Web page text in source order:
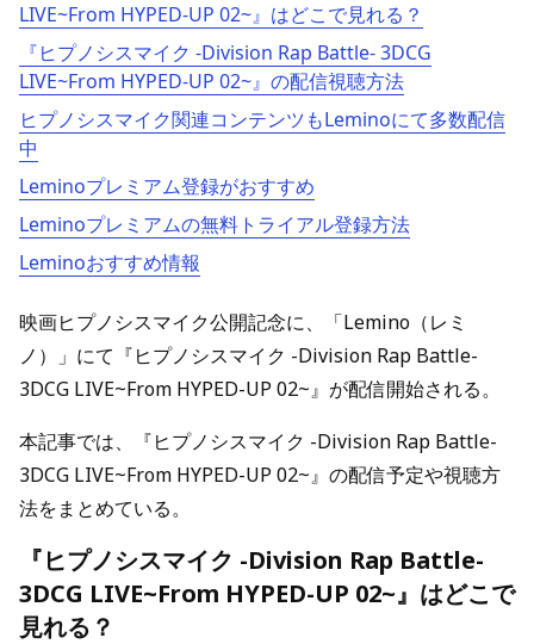
LIVE~From HYPED-UP 02~』はどこで見れる？
『ヒプノシスマイク -Division Rap Battle- 3DCG
LIVE~From HYPED-UP 02~』の配信視聴方法
ヒプノシスマイク関連コンテンツもLeminoにて多数配信
中
Leminoプレミアム登録がおすすめ
Leminoプレミアムの無料トライアル登録方法
Leminoおすすめ情報
映画ヒプノシスマイク公開記念に、「Lemino（レミ
ノ）」にて『ヒプノシスマイク -Division Rap Battle-
3DCG LIVE~From HYPED-UP 02~』が配信開始される。
本記事では、『ヒプノシスマイク -Division Rap Battle-
3DCG LIVE~From HYPED-UP 02~』の配信予定や視聴方
法をまとめている。
『ヒプノシスマイク -Division Rap Battle-
3DCG LIVE~From HYPED-UP 02~』はどこで
見れる？